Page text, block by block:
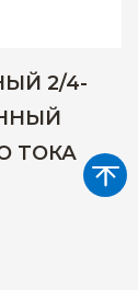
2/4-
ТОКА